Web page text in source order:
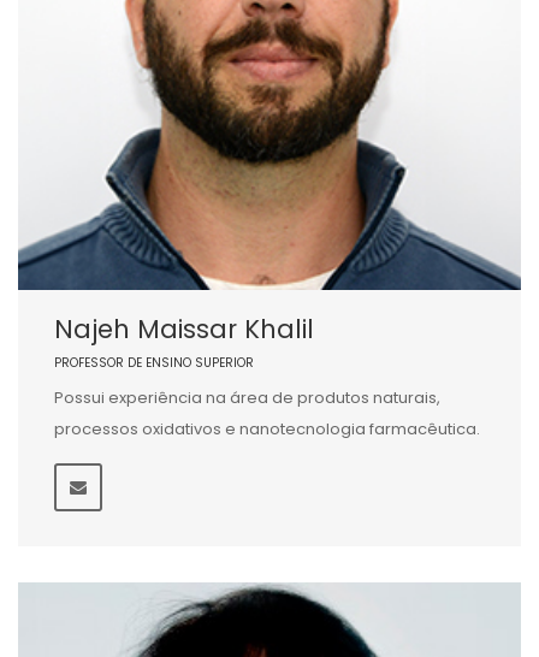
Najeh Maissar Khalil
PROFESSOR DE ENSINO SUPERIOR
Possui experiência na área de produtos naturais,
processos oxidativos e nanotecnologia farmacêutica.